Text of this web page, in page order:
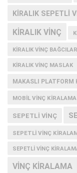
KIRALIK SEPETLI
KIRALIK VINÇ
KIRALIK VINÇ BAĞCILAR
KIRALIK VINÇ MASLAK
MAKASLI PLATFORM
MOBIL VINÇ KIRALAMA
SEPETLI VINÇ
SEPETLI VINÇ
SEPETLI VINÇ
VINÇ KIRALAMA